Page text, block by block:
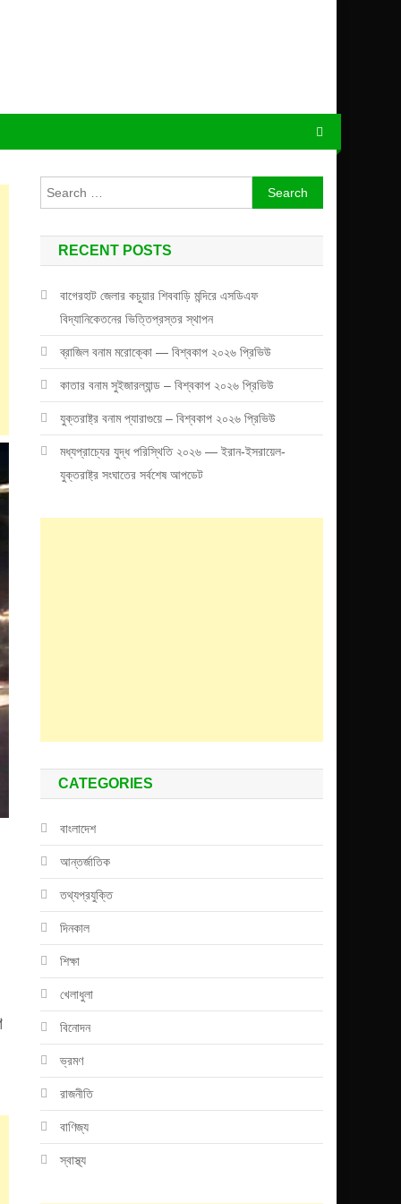
Search
for:
RECENT POSTS
বাগেরহাট জেলার কচুয়ার শিববাড়ি মন্দিরে এসডিএফ
বিদ্যানিকেতনের ভিত্তিপ্রস্তর স্থাপন
ব্রাজিল বনাম মরোক্কো — বিশ্বকাপ ২০২৬ প্রিভিউ
কাতার বনাম সুইজারল্যান্ড – বিশ্বকাপ ২০২৬ প্রিভিউ
যুক্তরাষ্ট্র বনাম প্যারাগুয়ে – বিশ্বকাপ ২০২৬ প্রিভিউ
মধ্যপ্রাচ্যের যুদ্ধ পরিস্থিতি ২০২৬ — ইরান-ইসরায়েল-
যুক্তরাষ্ট্র সংঘাতের সর্বশেষ আপডেট
CATEGORIES
বাংলাদেশ
আন্তর্জাতিক
তথ্যপ্রযুক্তি
দিনকাল
শিক্ষা
খেলাধুলা
বিনোদন
ভ্রমণ
রাজনীতি
বাণিজ্য
স্বাস্থ্য